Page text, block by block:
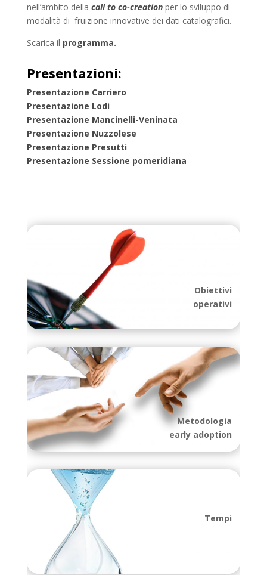
nell’ambito della call to co-creation per lo sviluppo di
modalità di fruizione innovative dei dati catalografici.
Scarica il programma.
Presentazioni:
Presentazione Carriero
Presentazione Lodi
Presentazione Mancinelli-Veninata
Presentazione Nuzzolese
Presentazione Presutti
Presentazione Sessione pomeridiana
Obiettivi
operativi
Metodologia
early adoption
Tempi